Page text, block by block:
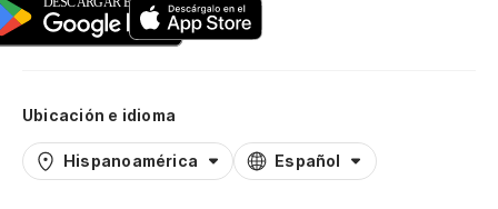
Ubicación e idioma
Hispanoamérica Español